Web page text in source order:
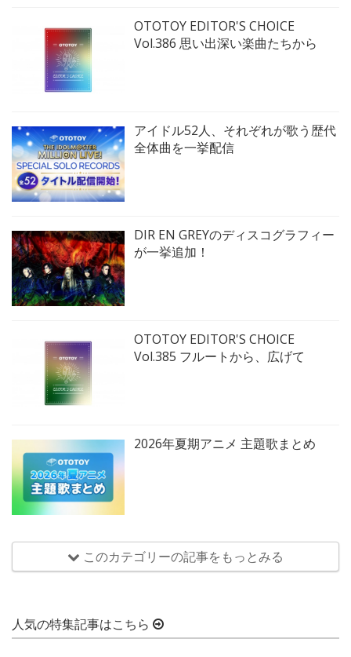
OTOTOY EDITOR'S CHOICE
Vol.386 思い出深い楽曲たちから
アイドル52人、それぞれが歌う歴代
全体曲を一挙配信
DIR EN GREYのディスコグラフィー
が一挙追加！
OTOTOY EDITOR'S CHOICE
Vol.385 フルートから、広げて
2026年夏期アニメ 主題歌まとめ
このカテゴリーの記事をもっとみる
人気の特集記事はこちら